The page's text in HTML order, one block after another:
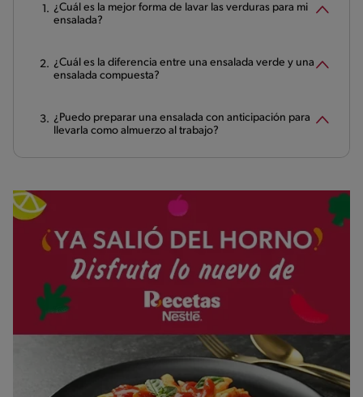
¿Cuál es la mejor forma de lavar las verduras para mi
ensalada?
¿Cuál es la diferencia entre una ensalada verde y una
ensalada compuesta?
¿Puedo preparar una ensalada con anticipación para
llevarla como almuerzo al trabajo?